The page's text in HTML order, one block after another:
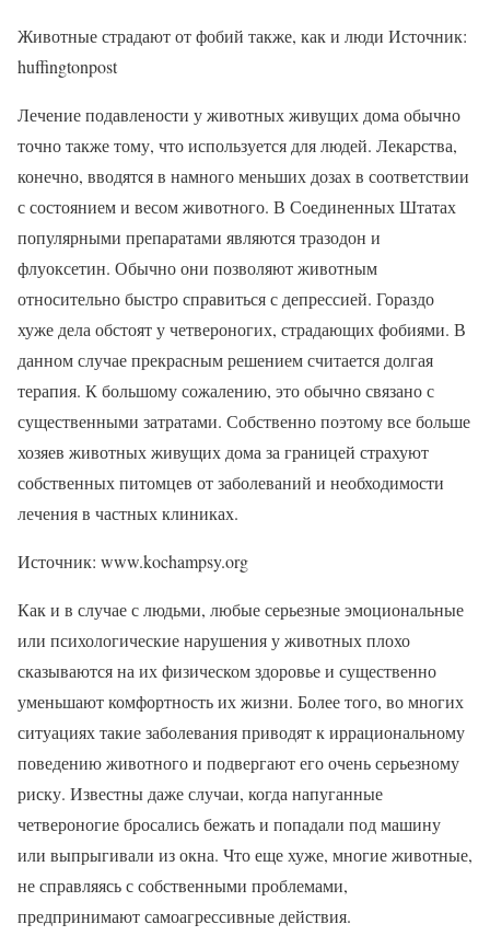
Животные страдают от фобий также, как и люди Источник:
huffingtonpost
Лечение подавлености у животных живущих дома обычно
точно также тому, что используется для людей. Лекарства,
конечно, вводятся в намного меньших дозах в соответствии
с состоянием и весом животного. В Соединенных Штатах
популярными препаратами являются тразодон и
флуоксетин. Обычно они позволяют животным
относительно быстро справиться с депрессией. Гораздо
хуже дела обстоят у четвероногих, страдающих фобиями. В
данном случае прекрасным решением считается долгая
терапия. К большому сожалению, это обычно связано с
существенными затратами. Собственно поэтому все больше
хозяев животных живущих дома за границей страхуют
собственных питомцев от заболеваний и необходимости
лечения в частных клиниках.
Источник: www.kochampsy.org
Как и в случае с людьми, любые серьезные эмоциональные
или психологические нарушения у животных плохо
сказываются на их физическом здоровье и существенно
уменьшают комфортность их жизни. Более того, во многих
ситуациях такие заболевания приводят к иррациональному
поведению животного и подвергают его очень серьезному
риску. Известны даже случаи, когда напуганные
четвероногие бросались бежать и попадали под машину
или выпрыгивали из окна. Что еще хуже, многие животные,
не справляясь с собственными проблемами,
предпринимают самоагрессивные действия.